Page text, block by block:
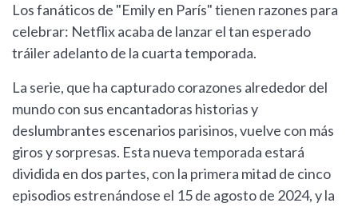
Los fanáticos de "Emily en París" tienen razones para
celebrar: Netflix acaba de lanzar el tan esperado
tráiler adelanto de la cuarta temporada.
La serie, que ha capturado corazones alrededor del
mundo con sus encantadoras historias y
deslumbrantes escenarios parisinos, vuelve con más
giros y sorpresas. Esta nueva temporada estará
dividida en dos partes, con la primera mitad de cinco
episodios estrenándose el 15 de agosto de 2024, y la